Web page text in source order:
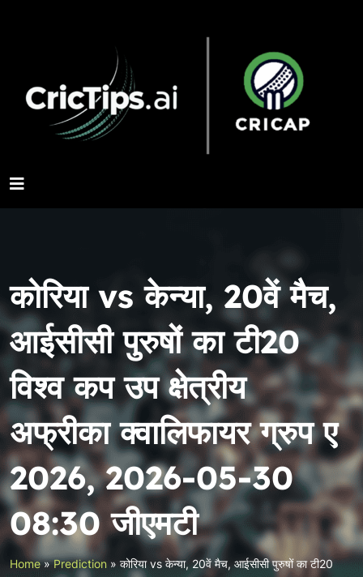
कोरिया vs केन्या, 20वें मैच,
आईसीसी पुरुषों का टी20
विश्व कप उप क्षेत्रीय
अफ्रीका क्वालिफायर ग्रुप ए
2026, 2026-05-30
08:30 जीएमटी
Home»Prediction »कोरिया vs केन्या, 20वें मैच, आईसीसी पुरुषों का टी20